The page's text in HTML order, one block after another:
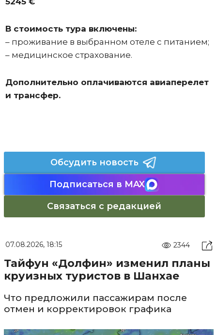
В стоимость тура включены:
– проживание в выбранном отеле с питанием;
– медицинское страхование.
Дополнительно оплачиваются авиаперелет
и трансфер.
Обсудить новость
Подписаться в MAX
Связаться с редакцией
07.08.2026, 18:15 2344
Тайфун «Долфин» изменил планы
круизных туристов в Шанхае
Что предложили пассажирам после
отмен и корректировок графика